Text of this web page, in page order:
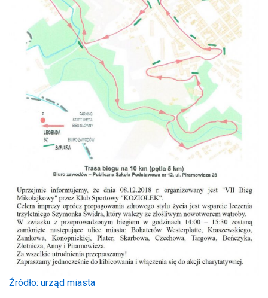
Źródło: urząd miasta